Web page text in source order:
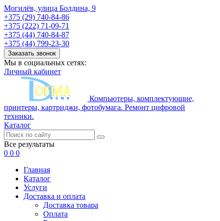
Могилёв, улица Болдина, 9
+375 (29) 740-84-86
+375 (222) 71-09-71
+375 (44) 740-84-87
+375 (44) 799-23-30
Заказать звонок
Мы в социальных сетях:
Личный кабинет
Компьютеры, комплектующие,
принтеры, картриджи, фотобумага. Ремонт цифровой
техники.
Каталог
Все результаты
0 0 0
Главная
Каталог
Услуги
Доставка и оплата
Доставка товара
Оплата